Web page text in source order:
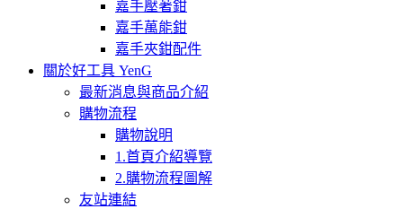
嘉手壓著鉗
嘉手萬能鉗
嘉手夾鉗配件
關於好工具 YenG
最新消息與商品介紹
購物流程
購物說明
1.首頁介紹導覽
2.購物流程圖解
友站連結